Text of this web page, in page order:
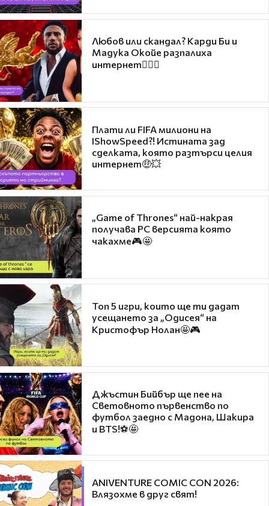
Любов или скандал? Карди Би и
Мадука Окойе разпалиха
интернет❤️‍🔥🔥
Плати ли FIFA милиони на
IShowSpeed?! Истината зад
сделката, която разтърси целия
интернет🤑💥
„Game of Thrones“ най-накрая
получава PC версията която
чакахме🎮🤩
Топ 5 игри, които ще ти дадат
усещането за „Одисея“ на
Кристофър Нолан🤩🎮
Джъстин Бийбър ще пее на
Световното първенство по
футбол заедно с Мадона, Шакира
и BTS!⚽🤩
ANIVENTURE COMIC CON 2026:
Влязохме в друг свят!